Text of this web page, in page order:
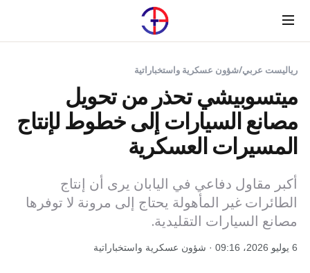
Menu
رياليست عربي/شؤون عسكرية واستخباراتية
ميتسوبيشي تحذر من تحويل
مصانع السيارات إلى خطوط لإنتاج
المسيرات العسكرية
أكبر مقاول دفاعي في اليابان يرى أن إنتاج
الطائرات غير المأهولة يحتاج إلى مرونة لا توفرها
مصانع السيارات التقليدية.
6 يوليو 2026، 09:16 · شؤون عسكرية واستخباراتية